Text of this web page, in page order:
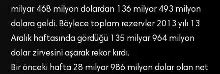
milyar 468 milyon dolardan 136 milyar 493 milyon
dolara geldi. Böylece toplam rezervler 2013 yılı 13
Aralık haftasında gördüğü 135 milyar 964 milyon
dolar zirvesini aşarak rekor kırdı.
Bir önceki hafta 28 milyar 986 milyon dolar olan net